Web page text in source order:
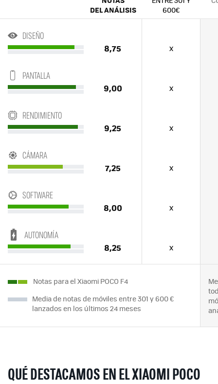
DEL ANÁLISIS
600€
DISEÑO
8,75 x
PANTALLA
9,00 x
RENDIMIENTO
9,25 x
CÁMARA
7,25 x
SOFTWARE
8,00 x
AUTONOMÍA
8,25 x
Notas para el Xiaomi POCO F4
Media de notas de móviles entre 301 y 600 €
lanzados en los últimos 24 meses
QUÉ DESTACAMOS EN EL XIAOMI POCO